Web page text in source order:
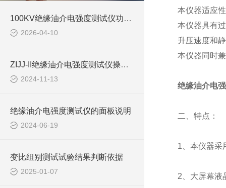
100KV绝缘油介电强度测试仪功能介绍
2026-04-10
ZIJJ-II绝缘油介电强度测试仪操作步骤
2024-11-13
绝缘油介电强度测试仪的面板说明
2024-06-19
变比组别测试试验结果判断依据
2025-01-07
本仪器适应
本仪器具有
升压速度和
本仪器同时
绝缘油介电
二、特点：
1、本仪器采
2、大屏幕液